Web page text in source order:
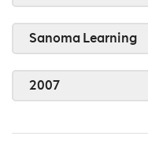
Sanoma Learning
2007